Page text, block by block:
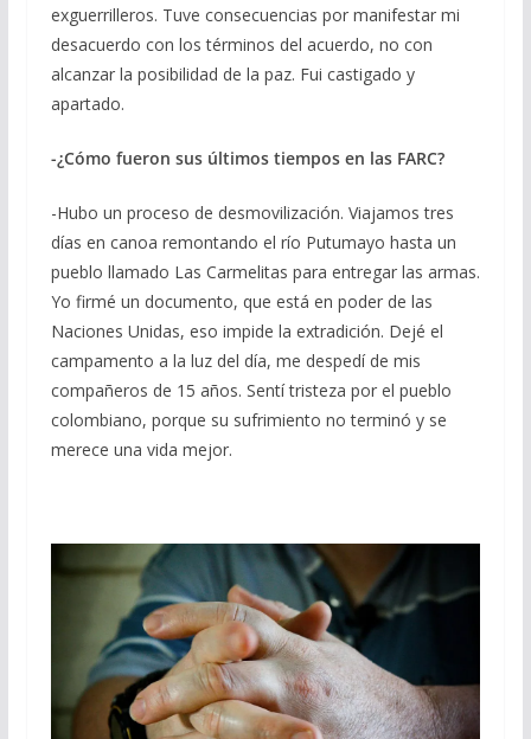
exguerrilleros. Tuve consecuencias por manifestar mi
desacuerdo con los términos del acuerdo, no con
alcanzar la posibilidad de la paz. Fui castigado y
apartado.
-¿Cómo fueron sus últimos tiempos en las FARC?
-Hubo un proceso de desmovilización. Viajamos tres
días en canoa remontando el río Putumayo hasta un
pueblo llamado Las Carmelitas para entregar las armas.
Yo firmé un documento, que está en poder de las
Naciones Unidas, eso impide la extradición. Dejé el
campamento a la luz del día, me despedí de mis
compañeros de 15 años. Sentí tristeza por el pueblo
colombiano, porque su sufrimiento no terminó y se
merece una vida mejor.